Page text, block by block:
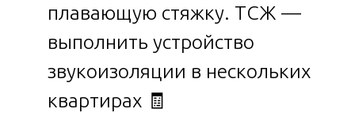
плавающую стяжку. ТСЖ —
выполнить устройство
звукоизоляции в нескольких
квартирах 🧾